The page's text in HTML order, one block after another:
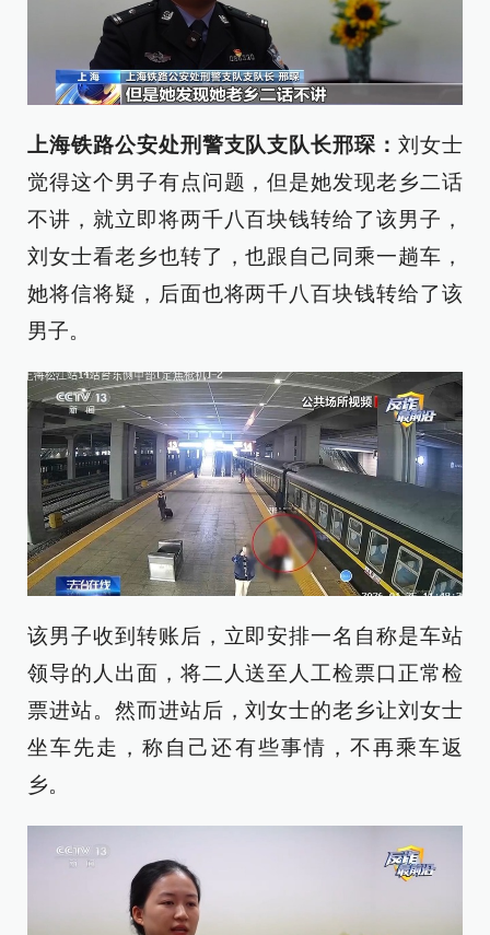
上海铁路公安处刑警支队支队长邢琛 ：刘女士
觉得这个男子有点问题，但是她发现老乡二话
不讲，就立即将两千八百块钱转给了该男子，
刘女士看老乡也转了，也跟自己同乘一趟车，
她将信将疑，后面也将两千八百块钱转给了该
男子。
该男子收到转账后，立即安排一名自称是车站
领导的人出面，将二人送至人工检票口正常检
票进站。然而进站后，刘女士的老乡让刘女士
坐车先走，称自己还有些事情，不再乘车返
乡。